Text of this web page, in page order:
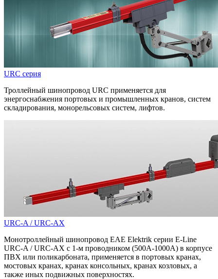
URC серия
Троллейный шинопровод URC применяется для
энергоснабжения портовых и промышленных кранов, систем
складирования, монорельсовых систем, лифтов.
URC-A / URC-AX
Монотроллейный шинопровод EAE Elektrik серии E-Line
URC-A / URC-AX с 1-м проводником (500A-1000A) в корпусе
ПВХ или поликарбоната, применяется в портовых кранах,
мостовых кранах, кранах консольных, кранах козловых, а
также иных подвижных поверхностях.